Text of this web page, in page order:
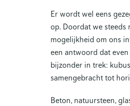
Er wordt wel eens
op. Doordat we steeds
mogelijkheid om ons
een antwoord dat
bijzonder in trek:
samengebracht tot
Beton, natuursteen,